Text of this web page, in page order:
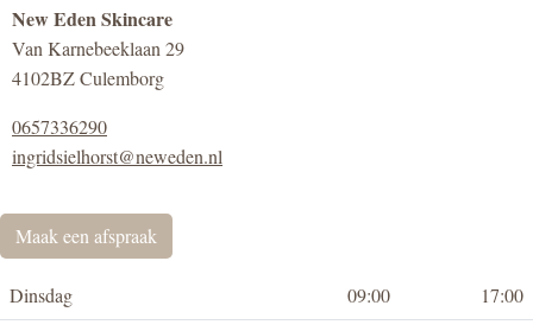
New Eden Skincare
Van Karnebeeklaan 29
4102BZ Culemborg
0657336290
ingridsielhorst@neweden.nl
Maak een afspraak
Dinsdag 09:00
17:00